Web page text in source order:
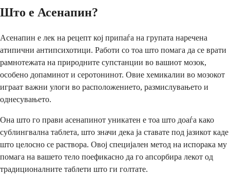
Што е Асенапин?
Асенапин е лек на рецепт кој припаѓа на групата наречена
атипични антипсихотици. Работи со тоа што помага да се врати
рамнотежата на природните супстанции во вашиот мозок,
особено допаминот и серотонинот. Овие хемикалии во мозокот
играат важни улоги во расположението, размислувањето и
однесувањето.
Она што го прави асенапинот уникатен е тоа што доаѓа како
сублингвална таблета, што значи дека ја ставате под јазикот каде
што целосно се раствора. Овој специјален метод на испорака му
помага на вашето тело поефикасно да го апсорбира лекот од
традиционалните таблети што ги голтате.